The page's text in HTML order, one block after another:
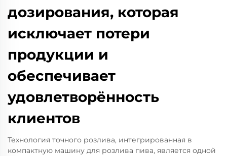
дозирования, которая
исключает потери
продукции и
обеспечивает
удовлетворённость
клиентов
Технология точного розлива, интегрированная в
компактную машину для розлива пива, является одной